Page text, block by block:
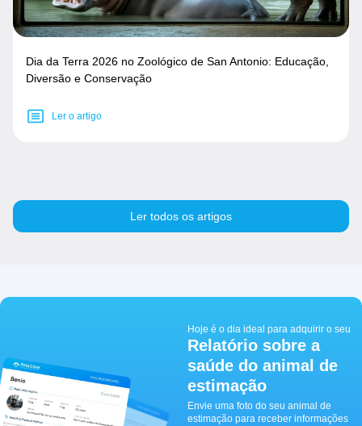
Dia da Terra 2026 no Zoológico de San Antonio: Educação,
Diversão e Conservação
Ler o artigo
Ler todos os artigos
Hoje é o dia ideal para adquirir o seu
Relatório sobre a
saúde do animal de
estimação
Envie uma foto do seu animal de
estimação para receber informações